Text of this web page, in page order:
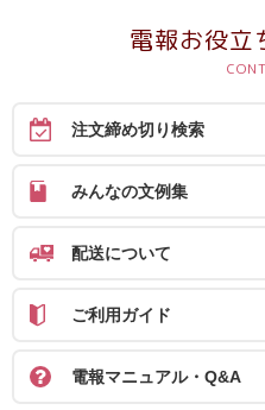
ー
電
電報お役立
注文締め切り検索
みんなの文例集
配送について
ご利用ガイド
電報マニュアル・Q&A